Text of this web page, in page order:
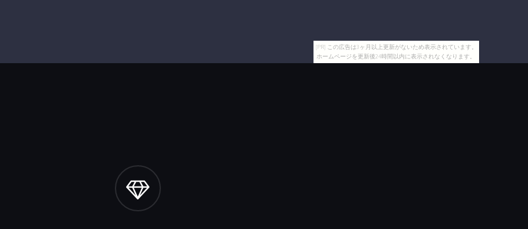
[PR] この広告は3ヶ月以上更新がないため表示されています。
ホームページを更新後24時間以内に表示されなくなります。